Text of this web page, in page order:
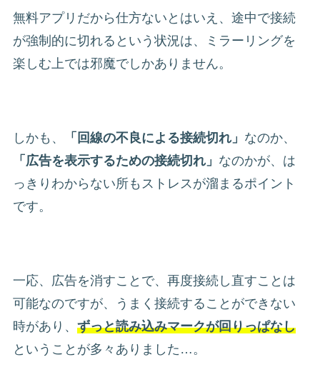
無料アプリだから仕方ないとはいえ、途中で接続
が強制的に切れるという状況は、ミラーリングを
楽しむ上では邪魔でしかありません。
しかも、 「回線の不良による接続切れ」 なのか、
「広告を表示するための接続切れ」 なのかが、は
っきりわからない所もストレスが溜まるポイント
です。
一応、広告を消すことで、再度接続し直すことは
可能なのですが、うまく接続することができない
時があり、 ずっと読み込みマークが回りっぱなし
ということが多々ありました…。